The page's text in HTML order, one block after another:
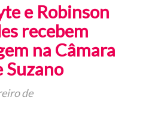
e Robinson
recebem
na Câmara
Suzano
de